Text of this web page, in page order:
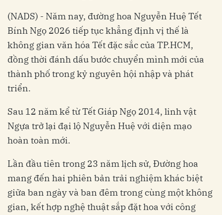
(NADS) - Năm nay, đường hoa Nguyễn Huệ Tết
Bính Ngọ 2026 tiếp tục khẳng định vị thế là
không gian văn hóa Tết đặc sắc của TP.HCM,
đồng thời đánh dấu bước chuyển mình mới của
thành phố trong kỷ nguyên hội nhập và phát
triển.
Sau 12 năm kể từ Tết Giáp Ngọ 2014, linh vật
Ngựa trở lại đại lộ Nguyễn Huệ với diện mạo
hoàn toàn mới.
Lần đầu tiên trong 23 năm lịch sử, Đường hoa
mang đến hai phiên bản trải nghiệm khác biệt
giữa ban ngày và ban đêm trong cùng một không
gian, kết hợp nghệ thuật sắp đặt hoa với công